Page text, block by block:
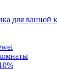
для ванной